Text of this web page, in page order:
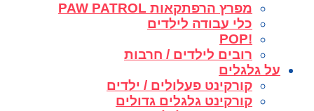
מפרץ הרפתקאות PAW PATROL
כלי עבודה לילדים
!POP
רובים לילדים / חרבות
על גלגלים
קורקינט פעלולים / ילדים
קורקינט גלגלים גדולים